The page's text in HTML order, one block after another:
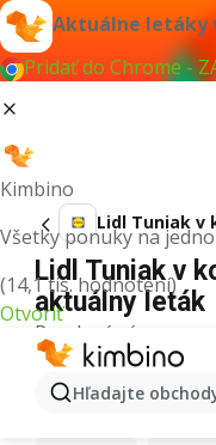
Aktuálne letáky
Pridať do Chrome -
Kimbino
Všetky ponuky na
(14,1 tis. hodnotení)
Otvoriť
Hľadajte
Lidl Tuniak v
Lidl Tuniak v
aktuálny leták
Pre daný výraz sme
Ďalšie
Lidl Kapor